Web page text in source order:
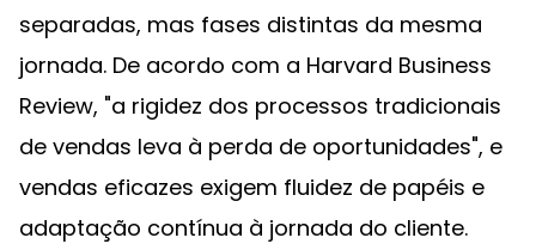
separadas, mas fases distintas da mesma
jornada. De acordo com a Harvard Business
Review, "a rigidez dos processos tradicionais
de vendas leva à perda de oportunidades", e
vendas eficazes exigem fluidez de papéis e
adaptação contínua à jornada do cliente.